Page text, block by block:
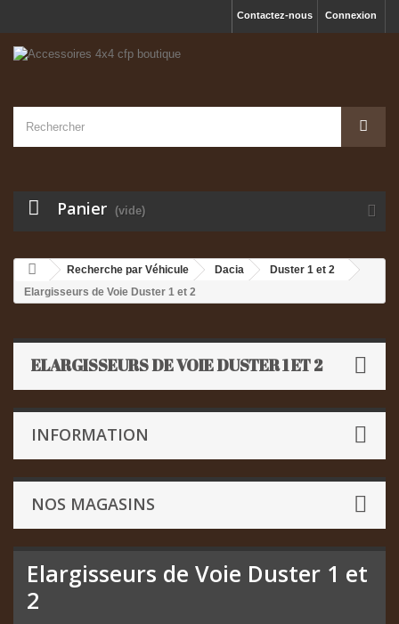
Connexion
Contactez-nous
Panier (vide)
Recherche par Véhicule Dacia
Duster 1 et 2
Elargisseurs de Voie Duster 1 et 2
ELARGISSEURS DE VOIE DUSTER 1 ET 2
INFORMATION
NOS MAGASINS
Elargisseurs de Voie Duster 1 et
2